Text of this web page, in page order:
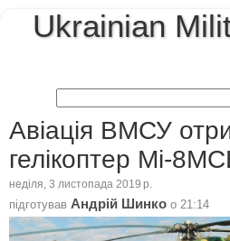
Ukrainian
Авіація ВМСУ
гелікоптер Мі-
неділя, 3 листопада 2019 р.
підготував Андрій Шинко о 21:14